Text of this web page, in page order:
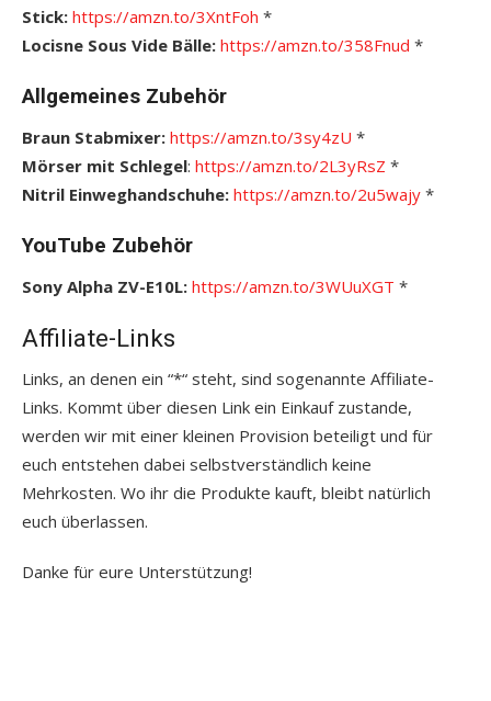
Stick: https://amzn.to/3XntFoh *
Locisne Sous Vide Bälle: https://amzn.to/358Fnud *
Allgemeines Zubehör
Braun Stabmixer: https://amzn.to/3sy4zU *
Mörser mit Schlegel: https://amzn.to/2L3yRsZ *
Nitril Einweghandschuhe: https://amzn.to/2u5wajy *
YouTube Zubehör
Sony Alpha ZV-E10L: https://amzn.to/3WUuXGT *
Affiliate-Links
Links, an denen ein “*“ steht, sind sogenannte Affiliate-
Links. Kommt über diesen Link ein Einkauf zustande,
werden wir mit einer kleinen Provision beteiligt und für
euch entstehen dabei selbstverständlich keine
Mehrkosten. Wo ihr die Produkte kauft, bleibt natürlich
euch überlassen.
Danke für eure Unterstützung!